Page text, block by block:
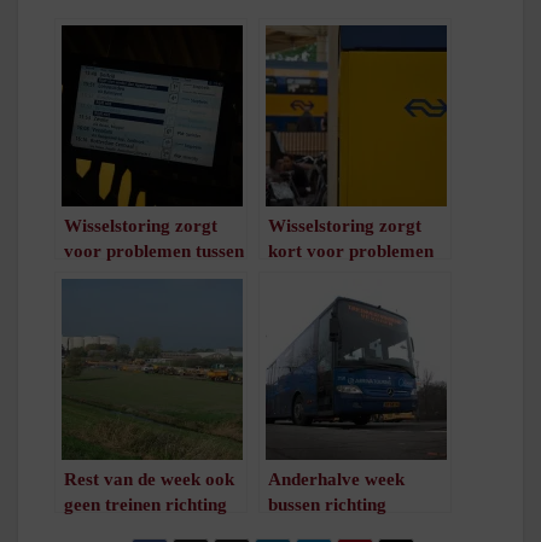
Wisselstoring zorgt
voor problemen tussen
Groningen en
Wisselstoring zorgt
kort voor problemen
minuut leestijd
Rest van de week ook
geen treinen richting
Anderhalve week
bussen richting